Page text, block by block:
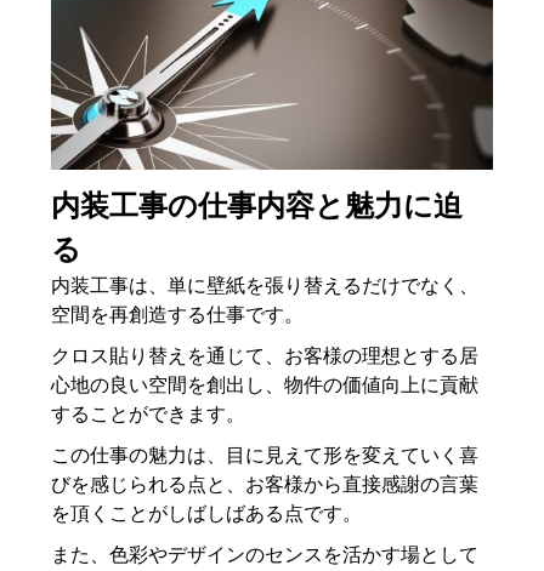
内装工事の仕事内容と魅力に迫
る
内装工事は、単に壁紙を張り替えるだけでなく、
空間を再創造する仕事です。
クロス貼り替えを通じて、お客様の理想とする居
心地の良い空間を創出し、物件の価値向上に貢献
することができます。
この仕事の魅力は、目に見えて形を変えていく喜
びを感じられる点と、お客様から直接感謝の言葉
を頂くことがしばしばある点です。
また、色彩やデザインのセンスを活かす場として